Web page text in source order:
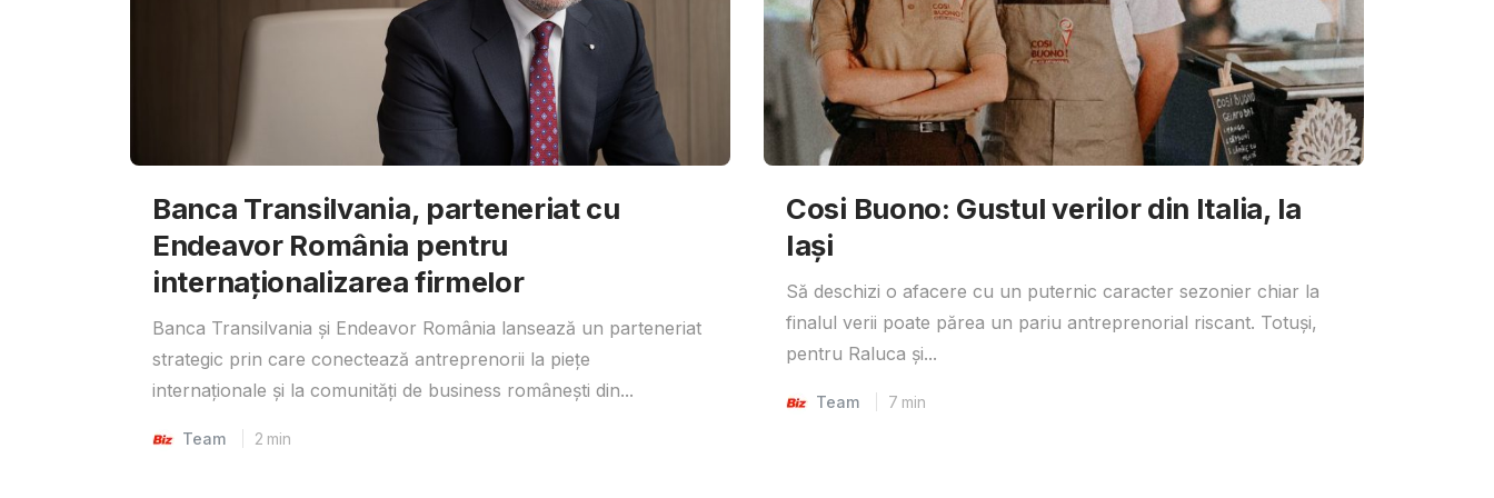
Banca Transilvania, parteneriat cu
Endeavor România pentru
internaționalizarea firmelor
Banca Transilvania și Endeavor România lansează un parteneriat
strategic prin care conectează antreprenorii la piețe
internaționale și la comunități de business românești din...
Team 2 min
Cosi Buono: Gustul verilor din Italia, la
Iași
Să deschizi o afacere cu un puternic caracter sezonier chiar la
finalul verii poate părea un pariu antreprenorial riscant. Totuși,
pentru Raluca și...
Team 7 min